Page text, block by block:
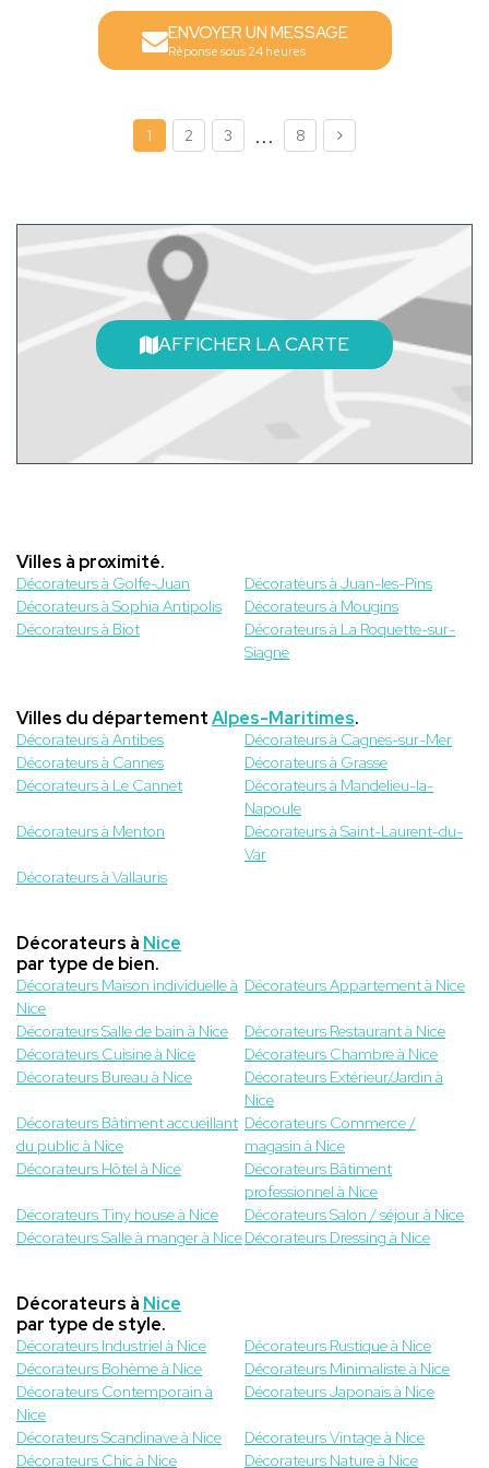
ENVOYER UN MESSAGE
Réponse sous 24 heures
1 2 3 ... 8
AFFICHER LA CARTE
Villes à proximité.
Décorateurs à Golfe-Juan
Décorateurs à Juan-les-Pins
Décorateurs à Sophia Antipolis
Décorateurs à Mougins
Décorateurs à Biot
Décorateurs à La Roquette-sur-
Siagne
Villes du départementAlpes-Maritimes.
Décorateurs à Antibes
Décorateurs à Cagnes-sur-Mer
Décorateurs à Cannes
Décorateurs à Grasse
Décorateurs à Le Cannet
Décorateurs à Mandelieu-la-
Napoule
Décorateurs à Menton
Décorateurs à Saint-Laurent-du-
Var
Décorateurs à Vallauris
Décorateurs à Nice
par type de bien.
Décorateurs Maison individuelle à
Nice
Décorateurs Appartement à Nice
Décorateurs Salle de bain à Nice
Décorateurs Restaurant à Nice
Décorateurs Cuisine à Nice
Décorateurs Chambre à Nice
Décorateurs Bureau à Nice
Décorateurs Extérieur/Jardin à
Nice
Décorateurs Bâtiment accueillant
du public à Nice
Décorateurs Commerce /
magasin à Nice
Décorateurs Hôtel à Nice
Décorateurs Bâtiment
professionnel à Nice
Décorateurs Tiny house à Nice
Décorateurs Salon / séjour à Nice
Décorateurs Salle à manger à NiceDécorateurs Dressing à Nice
Décorateurs à Nice
par type de style.
Décorateurs Industriel à Nice
Décorateurs Rustique à Nice
Décorateurs Bohème à Nice
Décorateurs Minimaliste à Nice
Décorateurs Contemporain à
Nice
Décorateurs Japonais à Nice
Décorateurs Scandinave à Nice
Décorateurs Vintage à Nice
Décorateurs Chic à Nice
Décorateurs Nature à Nice